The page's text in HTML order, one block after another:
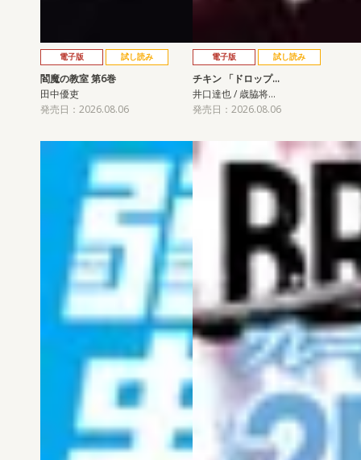
電子版 試し読み
閻魔の教室 第6巻
田中優吏
発売日：2026.08.06
電子版 試し読み
チキン 「ドロップ…
井口達也 / 歳脇将…
発売日：2026.08.06